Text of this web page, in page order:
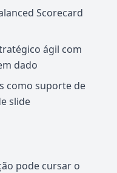
Scorecard
ágil com
dado
como suporte de
slide
pode cursar o